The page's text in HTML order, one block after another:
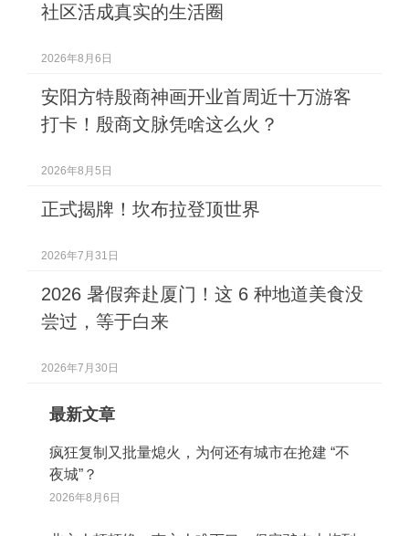
社区活成真实的生活圈
2026年8月6日
安阳方特殷商神画开业首周近十万游客
打卡！殷商文脉凭啥这么火？
2026年8月5日
正式揭牌！坎布拉登顶世界
2026年7月31日
2026 暑假奔赴厦门！这 6 种地道美食没
尝过，等于白来
2026年7月30日
最新文章
疯狂复制又批量熄火，为何还有城市在抢建 “不
夜城”？
2026年8月6日